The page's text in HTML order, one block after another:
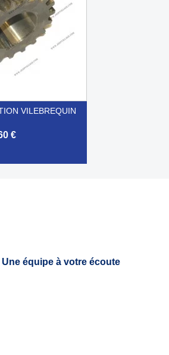
VILEBREQUIN
€
Une équipe à votre écoute